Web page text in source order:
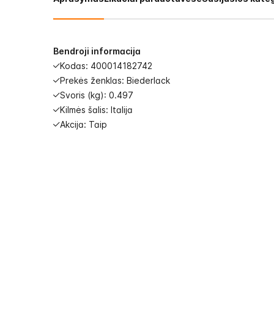
images
gallery
Bendroji informacija
Kodas: 400014182742
Prekės ženklas: Biederlack
Svoris (kg): 0.497
Kilmės šalis: Italija
Akcija: Taip